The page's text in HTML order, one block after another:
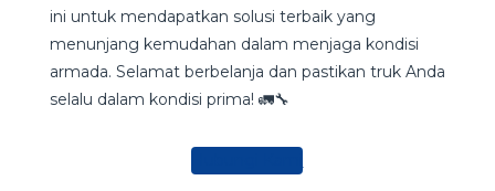
ini untuk mendapatkan solusi terbaik yang
menunjang kemudahan dalam menjaga kondisi
armada. Selamat berbelanja dan pastikan truk Anda
selalu dalam kondisi prima! 🚛🔧